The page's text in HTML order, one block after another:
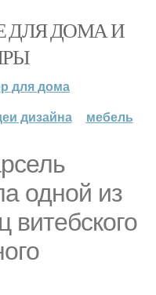
ДЛЯ ДОМА И
для дома
дизайна мебель
одной из